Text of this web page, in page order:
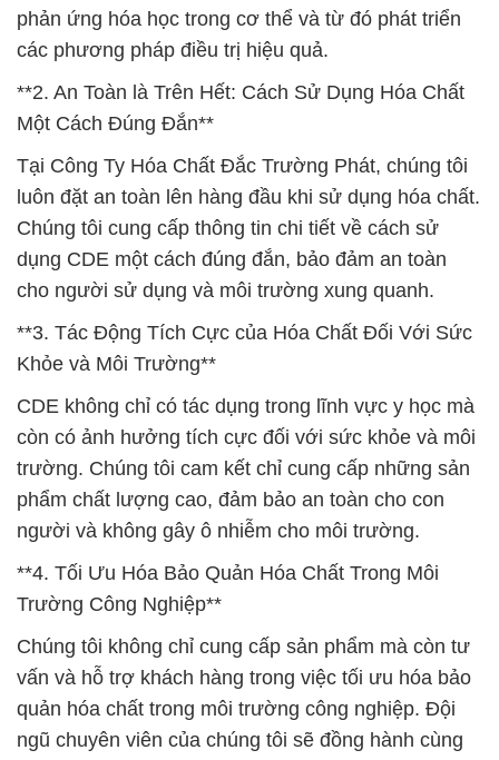
phản ứng hóa học trong cơ thể và từ đó phát triển
các phương pháp điều trị hiệu quả.
**2. An Toàn là Trên Hết: Cách Sử Dụng Hóa Chất
Một Cách Đúng Đắn**
Tại Công Ty Hóa Chất Đắc Trường Phát, chúng tôi
luôn đặt an toàn lên hàng đầu khi sử dụng hóa chất.
Chúng tôi cung cấp thông tin chi tiết về cách sử
dụng CDE một cách đúng đắn, bảo đảm an toàn
cho người sử dụng và môi trường xung quanh.
**3. Tác Động Tích Cực của Hóa Chất Đối Với Sức
Khỏe và Môi Trường**
CDE không chỉ có tác dụng trong lĩnh vực y học mà
còn có ảnh hưởng tích cực đối với sức khỏe và môi
trường. Chúng tôi cam kết chỉ cung cấp những sản
phẩm chất lượng cao, đảm bảo an toàn cho con
người và không gây ô nhiễm cho môi trường.
**4. Tối Ưu Hóa Bảo Quản Hóa Chất Trong Môi
Trường Công Nghiệp**
Chúng tôi không chỉ cung cấp sản phẩm mà còn tư
vấn và hỗ trợ khách hàng trong việc tối ưu hóa bảo
quản hóa chất trong môi trường công nghiệp. Đội
ngũ chuyên viên của chúng tôi sẽ đồng hành cùng